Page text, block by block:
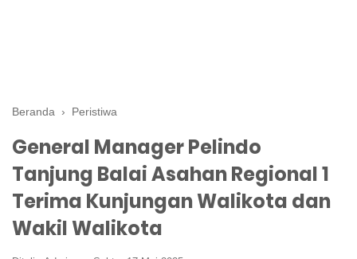
Beranda › Peristiwa
General Manager Pelindo
Tanjung Balai Asahan Regional 1
Terima Kunjungan Walikota dan
Wakil Walikota